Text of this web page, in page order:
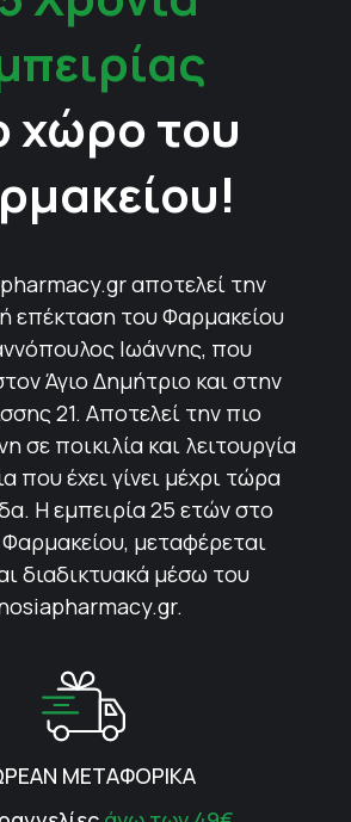
χώρο του
αποτελεί την
επέκταση του Φαρμακείου
Ιωάννης, που
Άγιο Δημήτριο και στην
21. Αποτελεί την πιο
σε ποικιλία και λειτουργία
που έχει γίνει μέχρι τώρα
Η εμπειρία 25 ετών στο
μεταφέρεται
διαδικτυακά μέσω του
ΜΕΤΑΦΟΡΙΚΑ